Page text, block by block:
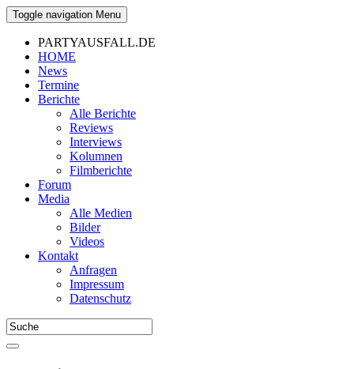
Toggle navigation Menu
PARTYAUSFALL.DE
HOME
News
Termine
Berichte
Alle Berichte
Reviews
Interviews
Kolumnen
Filmberichte
Forum
Media
Alle Medien
Bilder
Videos
Kontakt
Anfragen
Impressum
Datenschutz